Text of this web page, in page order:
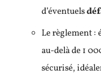
d’éventuels
Le règlement :
au-delà de 1
sécurisé,